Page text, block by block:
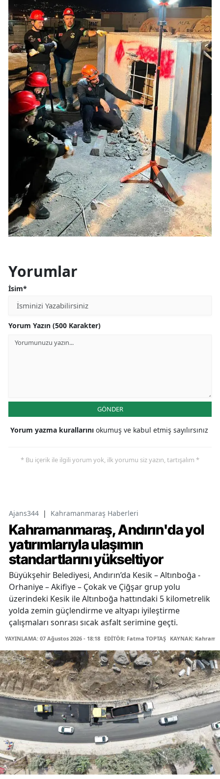
Yorumlar
İsim*
Yorum Yazın (500 Karakter)
GÖNDER
Yorum yazma kurallarını okumuş ve kabul etmiş sayılırsınız
* Bu içerik ile ilgili yorum yok, ilk yorumu siz yazın, tartışalım *
Ajans344 | Kahramanmaraş Haberleri
Kahramanmaraş, Andırın'da yol
yatırımlarıyla ulaşımın
standartlarını yükseltiyor
Büyükşehir Belediyesi, Andırın’da Kesik – Altınboğa -
Orhaniye – Akifiye – Çokak ve Çiğşar grup yolu
üzerindeki Kesik ile Altınboğa hattındaki 5 kilometrelik
yolda zemin güçlendirme ve altyapı iyileştirme
çalışmaları sonrası sıcak asfalt serimine geçti.
YAYINLAMA: 07 Ağustos 2026 - 18:18 EDİTÖR: Fatma TOPTAŞ KAYNAK: